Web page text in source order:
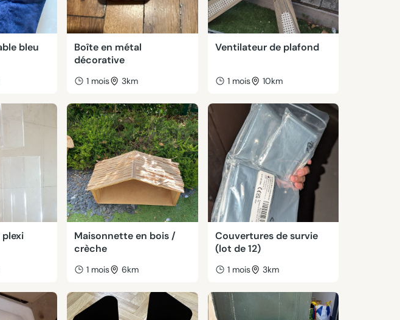
bleu
Boîte en métal
décorative
1 mois 3km
Ventilateur de plafond
1 mois 10km
plexi
Maisonnette en bois /
crèche
1 mois 6km
Couvertures de survie
(lot de 12)
1 mois 3km